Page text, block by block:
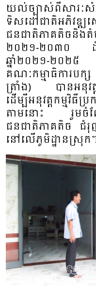
យល់ច្បាស់ពីសារៈសំ
ទិសដៅជាតិអភិវឌ្ឍស
ជនជាតិភាគតិច
២០២១-២០៣០
ឆ្នាំ២០២១-២០២៥
គណៈកម្មាធិការប
ត្រាំង) បានអនុ​វត្
ដើម្បីអនុវត្តកម្មវិ
តាមនោះ រួមចំណ
ជនជាតិភាគតិច ជំរុញ
នៅលើភូមិដ្ឋានស្រុក